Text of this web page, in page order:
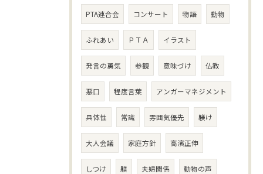
PTA連合会 コンサート 物語 動物
ふれあい ＰＴＡ イラスト
発言の勇気 参観 意味づけ 仏教
悪口 程度言葉 アンガーマネジメント
具体性 常識 雰囲気優先 躾け
大人会議 家庭方針 高濱正伸
しつけ 躾 夫婦関係 動物の声